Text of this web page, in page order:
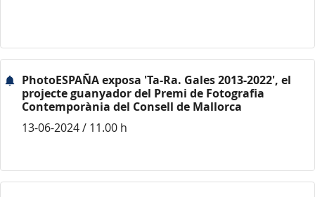
PhotoESPAÑA exposa 'Ta-Ra. Gales 2013-2022', el
projecte guanyador del Premi de Fotografia
Contemporània del Consell de Mallorca
13-06-2024 / 11.00 h